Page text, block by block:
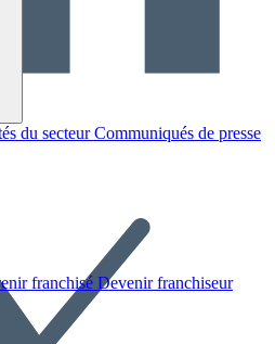
du secteur Communiqués de presse
franchisé Devenir franchiseur